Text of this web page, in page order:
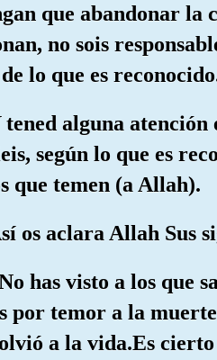
que abandonar
no sois
lo que es
tened alguna
según lo que es
que temen (a Allah).
os aclara Allah Sus
has visto a los que
por temor a la
a la vida.Es